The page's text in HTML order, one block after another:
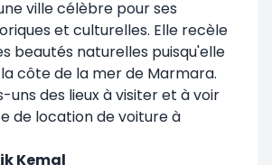
ville célèbre pour ses
et culturelles. Elle recèle
beautés naturelles puisqu'elle
côte de la mer de Marmara.
uns des lieux à visiter et à voir
de location de voiture à
Kemal